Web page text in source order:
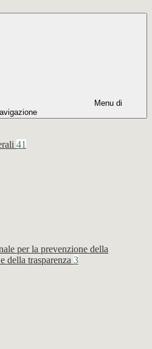
Menu di
41
per la prevenzione della
della trasparenza 3